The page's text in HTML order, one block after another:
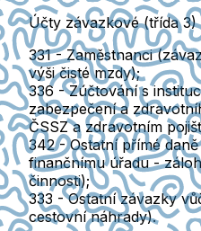
Účty závazkové (třída 3)
331- Zaměstnanci
výši čisté mzdy);
336 - Zúčtování s
zabezpečení a
ČSSZ a zdravotním
342- Ostatní přímé
finančnímu úřadu -
činnosti);
333 - Ostatní závazky
cestovní náhrady).